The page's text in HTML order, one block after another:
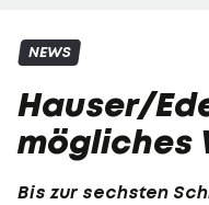
NEWS
Hauser/
mögliches
Bis zur sechsten